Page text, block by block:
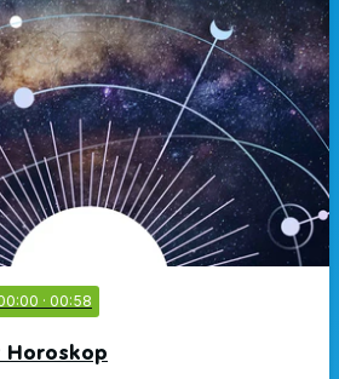
· 00:58
Horoskop